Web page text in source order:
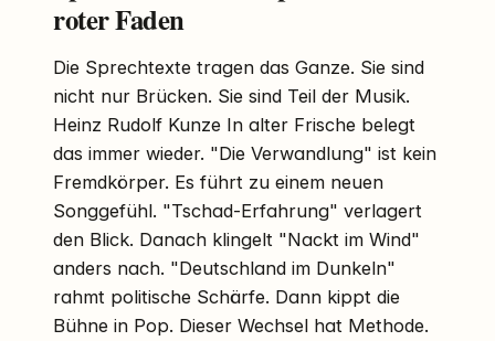
roter Faden
Die Sprechtexte tragen das Ganze. Sie sind
nicht nur Brücken. Sie sind Teil der Musik.
Heinz Rudolf Kunze In alter Frische belegt
das immer wieder. "Die Verwandlung" ist kein
Fremdkörper. Es führt zu einem neuen
Songgefühl. "Tschad-Erfahrung" verlagert
den Blick. Danach klingelt "Nackt im Wind"
anders nach. "Deutschland im Dunkeln"
rahmt politische Schärfe. Dann kippt die
Bühne in Pop. Dieser Wechsel hat Methode.